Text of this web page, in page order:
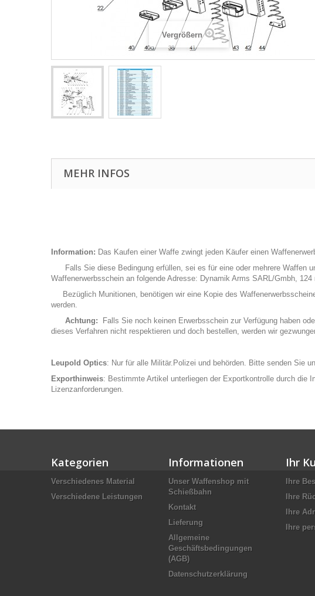
Vergrößern
MEHR INFOS
Information: Das Kaufen einer Waffe zwingt jeden Käufer einen
Falls Sie diese Bedingung erfüllen, sei es für eine oder mehrere Waffen
Waffenerwerbsschein an folgende Adresse: Dynamik Arms SARL/Gmbh,
Bezüglich Munitionen, benötigen wir eine Kopie des
werden.
Achtung: Falls Sie noch keinen Erwerbsschein zur Verfügung haben
dieses Verfahren nicht respektieren und doch bestellen, werden wir
Leupold Optics: Nur für alle Militär.Polizei und behörden. Bitte senden Sie
Exporthinweis: Bestimmte Artikel unterliegen der Exportkontrolle durch die
Lizenzanforderungen.
Kategorien
Verschiedenes Material
Verschiedene Leistungen
Informationen
Unser Waffenshop mit
Schießbahn
Kontakt
Lieferung
Allgemeine
Geschäftsbedingungen
(AGB)
Datenschutzerklärung
Ihr
Ihre
Ihre
Ihre
Ihre